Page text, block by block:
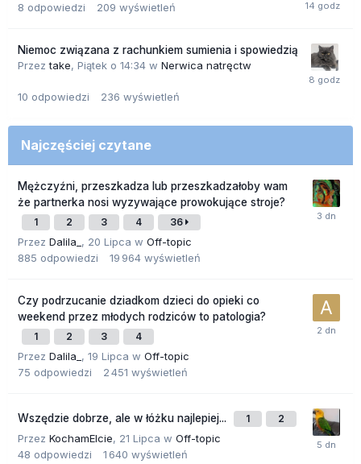
8 odpowiedzi 209 wyświetleń
Niemoc związana z rachunkiem sumienia i spowiedzią
Przeztake, Piątek o 14:34 w Nerwica natręctw
10 odpowiedzi 236 wyświetleń
Najczęściej czytane
Mężczyźni, przeszkadza lub przeszkadzałoby wam
że partnerka nosi wyzywające prowokujące stroje?
1 2 3 4 36
Przez Dalila_ , 20 Lipca w Off-topic
885 odpowiedzi 19 964 wyświetleń
Czy podrzucanie dziadkom dzieci do opieki co
weekend przez młodych rodziców to patologia?
1 2 3 4
Przez Dalila_ , 19 Lipca w Off-topic
75 odpowiedzi 2 451 wyświetleń
Wszędzie dobrze, ale w łóżku najlepiej... 1 2
Przez KochamElcie, 21 Lipca w Off-topic
48 odpowiedzi 1 640 wyświetleń